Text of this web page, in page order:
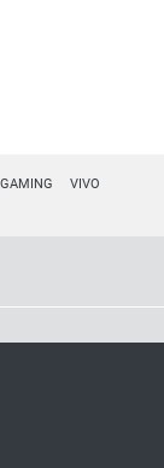
GAMING VIVO